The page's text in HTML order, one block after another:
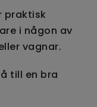
praktisk
i någon av
vagnar.
till en bra